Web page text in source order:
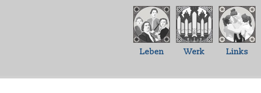
Leben Werk Links